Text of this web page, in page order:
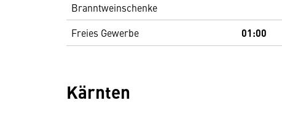
Branntweinschenke
Freies Gewerbe
01:00
Kärnten